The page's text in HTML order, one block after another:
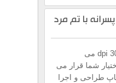
با تم مرد
سایز طرح A5 و با رزولیشن 300 dpi می
شما قرار می
طراحی و اجرا